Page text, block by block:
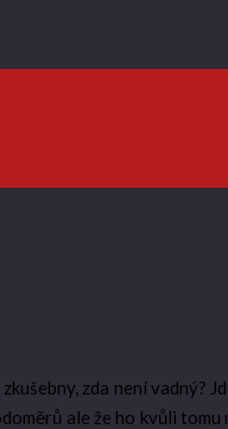
zda není vadný?
ale že ho kvůli tomu